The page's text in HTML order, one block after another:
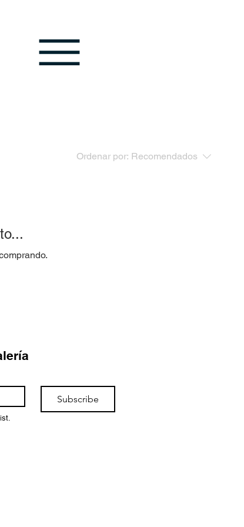
Ordenar por: Recomendados
Subscribe